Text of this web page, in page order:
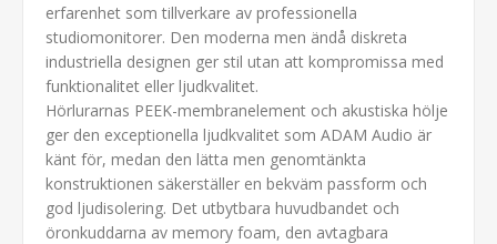
erfarenhet som tillverkare av professionella
studiomonitorer. Den moderna men ändå diskreta
industriella designen ger stil utan att kompromissa med
funktionalitet eller ljudkvalitet.
Hörlurarnas PEEK-membranelement och akustiska hölje
ger den exceptionella ljudkvalitet som ADAM Audio är
känt för, medan den lätta men genomtänkta
konstruktionen säkerställer en bekväm passform och
god ljudisolering. Det utbytbara huvudbandet och
öronkuddarna av memory foam, den avtagbara